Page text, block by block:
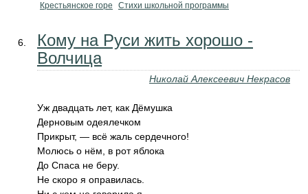
Крестьянское горе
Стихи школьной программы
Кому на Руси жить хорошо -
Волчица
Николай Алексеевич Некрасов
Уж двадцать лет, как Дёмушка
Дерновым одеялечком
Прикрыт, — всё жаль сердечного!
Молюсь о нём, в рот яблока
До Спаса не беру.
Не скоро я оправилась.